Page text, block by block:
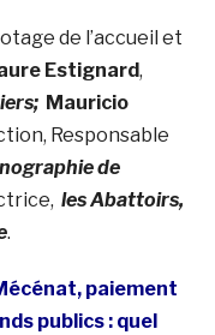
de l’accueil et
Estignard,
Mauricio
Responsable
de
les Abattoirs,
.
paiement
publics : quel